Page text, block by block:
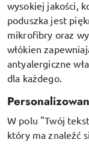
wysokiej jakości,
poduszka jest
mikrofibry oraz
włókien
antyalergiczne
dla każdego.
W polu "Twój
który ma znaleźć